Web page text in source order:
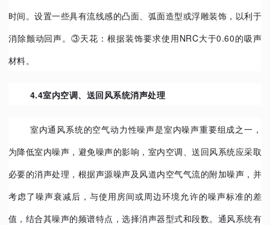
时间。设置一些具有流线感的凸面、弧面造型或浮雕装饰，以利于
消除颤动回声。③天花：根据装饰要求使用NRC大于0.60的吸声
材料。
4.4室内空调、送回风系统消声处理
室内通风系统的空气动力性噪声是室内噪声重要组成之一，
为降低室内噪声，避免噪声的影响，室内空调、送回风系统应采取
必要的消声处理，根据声源噪声及风道内空气气流的附加噪声，并
考虑了噪声衰减后，与使用房间或周边环境允许的噪声标准的差
值，结合其噪声的频谱特点，选择消声器型式和段数。通风系统有